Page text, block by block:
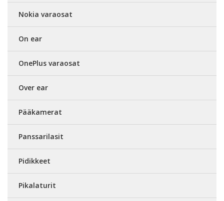
Nokia varaosat
On ear
OnePlus varaosat
Over ear
Pääkamerat
Panssarilasit
Pidikkeet
Pikalaturit